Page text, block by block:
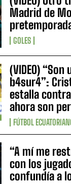
Madrid de
GOLES
(VIDEO)
b4sur4”:
estalla
ahora son
FÚTBOL
“A mí me
con los
confundía a